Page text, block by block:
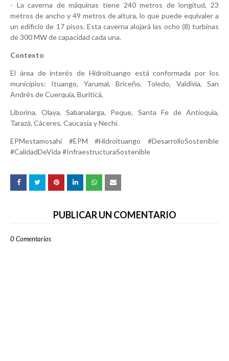
- La caverna de máquinas tiene 240 metros de longitud, 23
metros de ancho y 49 metros de altura, lo que puede equivaler a
un edificio de 17 pisos. Esta caverna alojará las ocho (8) turbinas
de 300 MW de capacidad cada una.
Contexto
El área de interés de Hidroituango está conformada por los
municipios: Ituango, Yarumal, Briceño, Toledo, Valdivia, San
Andrés de Cuerquia, Buriticá,
Liborina, Olaya, Sabanalarga, Peque, Santa Fe de Antioquia,
Tarazá, Cáceres, Caucasia y Nechí.
EPMestamosahi #EPM #Hidroituango #DesarrolloSostenible
#CalidadDeVida #InfraestructuraSostenible
PUBLICAR UN COMENTARIO
0 Comentarios